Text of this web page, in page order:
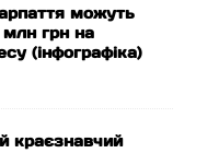
можуть
грн на
(інфографіка)
краєзнавчий